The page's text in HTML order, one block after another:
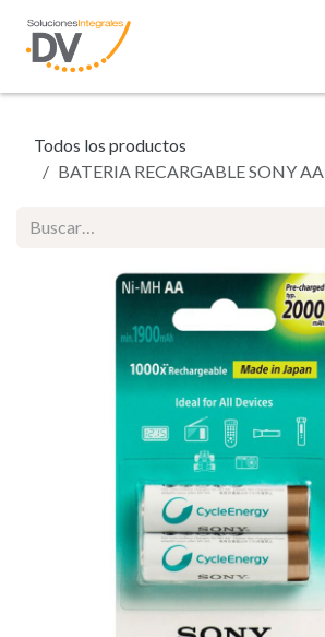
Todos los productos
BATERIA RECARGABLE SONY AA